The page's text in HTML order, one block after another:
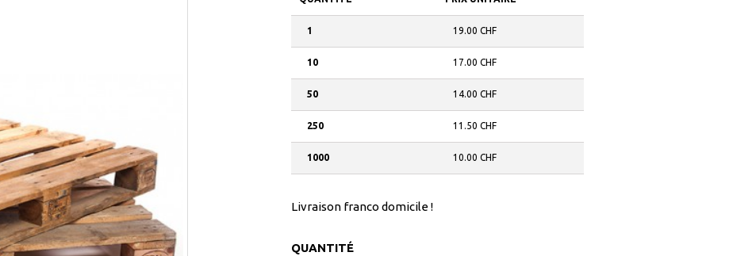
1 19.00 CHF
10 17.00 CHF
50 14.00 CHF
250 11.50 CHF
1000 10.00 CHF
Livraison franco domicile !
QUANTITÉ